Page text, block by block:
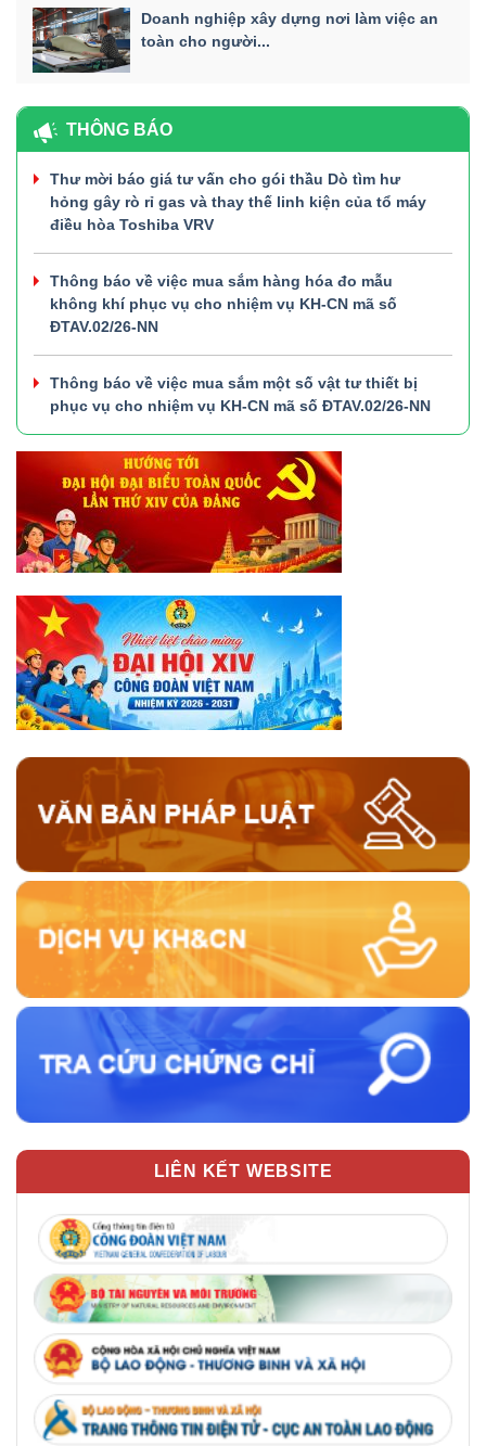
Doanh nghiệp xây dựng nơi làm việc an
toàn cho người...
THÔNG BÁO
Thư mời báo giá tư vấn cho gói thầu Dò tìm hư
hỏng gây rò rỉ gas và thay thế linh kiện của tổ máy
điều hòa Toshiba VRV
Thông báo về việc mua sắm hàng hóa đo mẫu
không khí phục vụ cho nhiệm vụ KH-CN mã số
ĐTAV.02/26-NN
Thông báo về việc mua sắm một số vật tư thiết bị
phục vụ cho nhiệm vụ KH-CN mã số ĐTAV.02/26-NN
LIÊN KẾT WEBSITE